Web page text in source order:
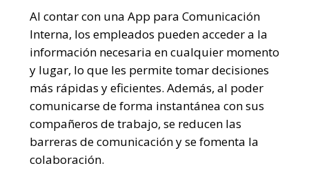
Al contar con una App para Comunicación
Interna, los empleados pueden acceder a la
información necesaria en cualquier momento
y lugar, lo que les permite tomar decisiones
más rápidas y eficientes. Además, al poder
comunicarse de forma instantánea con sus
compañeros de trabajo, se reducen las
barreras de comunicación y se fomenta la
colaboración.